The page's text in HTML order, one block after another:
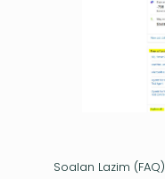
Soalan Lazim (FAQ)